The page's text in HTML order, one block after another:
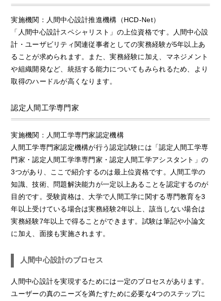
実施機関：人間中心設計推進機構（HCD-Net）
「人間中心設計スペシャリスト」の上位資格です。人間中心設
計・ユーザビリティ関連従事者としての実務経験が5年以上あ
ることが求められます。また、実務経験に加え、マネジメント
や組織開発など、統括する能力についてもみられるため、より
取得のハードルが高くなります。
認定人間工学専門家
実施機関：人間工学専門家認定機構
人間工学専門家認定機構が行う認定試験には「認定人間工学専
門家・認定人間工学準専門家・認定人間工学アシスタント」の
3つがあり、ここで紹介するのは最上位資格です。人間工学の
知識、技術、問題解決能力が一定以上あることを認定するのが
目的です。受験資格は、大学で人間工学に関する専門教育を3
年以上受けている場合は実務経験2年以上、該当しない場合は
実務経験7年以上で得ることができます。試験は筆記や小論文
に加え、面接も実施されます。
人間中心設計のプロセス
人間中心設計を実現するためには一定のプロセスがあります。
ユーザーの真のニーズを満たすために必要な4つのステップに